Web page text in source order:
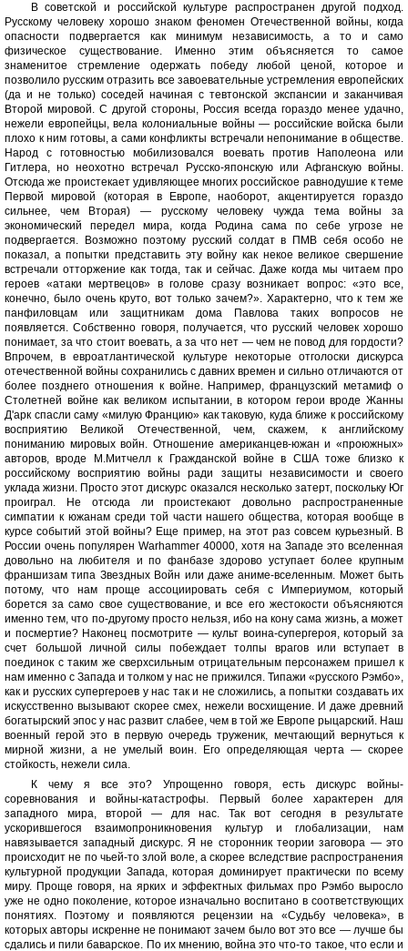
В советской и российской культуре распространен другой подход.
Русскому человеку хорошо знаком феномен Отечественной войны, когда
опасности подвергается как минимум независимость, а то и само
физическое существование. Именно этим объясняется то самое
знаменитое стремление одержать победу любой ценой, которое и
позволило русским отразить все завоевательные устремления европейских
(да и не только) соседей начиная с тевтонской экспансии и заканчивая
Второй мировой. С другой стороны, Россия всегда гораздо менее удачно,
нежели европейцы, вела колониальные войны — российские войска были
плохо к ним готовы, а сами конфликты встречали непонимание в обществе.
Народ с готовностью мобилизовался воевать против Наполеона или
Гитлера, но неохотно встречал Русско-японскую или Афганскую войны.
Отсюда же проистекает удивляющее многих российское равнодушие к теме
Первой мировой (которая в Европе, наоборот, акцентируется гораздо
сильнее, чем Вторая) — русскому человеку чужда тема войны за
экономический передел мира, когда Родина сама по себе угрозе не
подвергается. Возможно поэтому русский солдат в ПМВ себя особо не
показал, а попытки представить эту войну как некое великое свершение
встречали отторжение как тогда, так и сейчас. Даже когда мы читаем про
героев «атаки мертвецов» в голове сразу возникает вопрос: «это все,
конечно, было очень круто, вот только зачем?». Характерно, что к тем же
панфиловцам или защитникам дома Павлова таких вопросов не
появляется. Собственно говоря, получается, что русский человек хорошо
понимает, за что стоит воевать, а за что нет — чем не повод для гордости?
Впрочем, в евроатлантической культуре некоторые отголоски дискурса
отечественной войны сохранились с давних времен и сильно отличаются от
более позднего отношения к войне. Например, французский метамиф о
Столетней войне как великом испытании, в котором герои вроде Жанны
Д'арк спасли саму «милую Францию» как таковую, куда ближе к российскому
восприятию Великой Отечественной, чем, скажем, к английскому
пониманию мировых войн. Отношение американцев-южан и «проюжных»
авторов, вроде М.Митчелл к Гражданской войне в США тоже близко к
российскому восприятию войны ради защиты независимости и своего
уклада жизни. Просто этот дискурс оказался несколько затерт, поскольку Юг
проиграл. Не отсюда ли проистекают довольно распространенные
симпатии к южанам среди той части нашего общества, которая вообще в
курсе событий этой войны? Еще пример, на этот раз совсем курьезный. В
России очень популярен Warhammer 40000, хотя на Западе это вселенная
довольно на любителя и по фанбазе здорово уступает более крупным
франшизам типа Звездных Войн или даже аниме-вселенным. Может быть
потому, что нам проще ассоциировать себя с Империумом, который
борется за само свое существование, и все его жестокости объясняются
именно тем, что по-другому просто нельзя, ибо на кону сама жизнь, а может
и посмертие? Наконец посмотрите — культ воина-супергероя, который за
счет большой личной силы побеждает толпы врагов или вступает в
поединок с таким же сверхсильным отрицательным персонажем пришел к
нам именно с Запада и толком у нас не прижился. Типажи «русского Рэмбо»,
как и русских супергероев у нас так и не сложились, а попытки создавать их
искусственно вызывают скорее смех, нежели восхищение. И даже древний
богатырский эпос у нас развит слабее, чем в той же Европе рыцарский. Наш
военный герой это в первую очередь труженик, мечтающий вернуться к
мирной жизни, а не умелый воин. Его определяющая черта — скорее
стойкость, нежели сила.
К чему я все это? Упрощенно говоря, есть дискурс войны-
соревнования и войны-катастрофы. Первый более характерен для
западного мира, второй — для нас. Так вот сегодня в результате
ускорившегося взаимопроникновения культур и глобализации, нам
навязывается западный дискурс. Я не сторонник теории заговора — это
происходит не по чьей-то злой воле, а скорее вследствие распространения
культурной продукции Запада, которая доминирует практически по всему
миру. Проще говоря, на ярких и эффектных фильмах про Рэмбо выросло
уже не одно поколение, которое изначально воспитано в соответствующих
понятиях. Поэтому и появляются рецензии на «Судьбу человека», в
которых авторы искренне не понимают зачем было вот это все — лучше бы
сдались и пили баварское. По их мнению, война это что-то такое, что если и